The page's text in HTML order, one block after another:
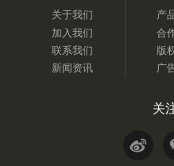
关于我们
加入我们
联系我们
新闻资讯
产
合
版
广
关